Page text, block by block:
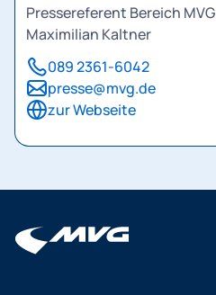
Pressereferent Bereich MVG
Maximilian Kaltner
089 2361-6042
presse@mvg.de
zur Webseite